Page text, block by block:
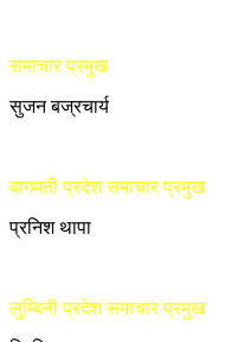
समाचार प्रमुख
सुजन बज्रचार्य
बागमती प्रदेश समाचार प्रमुख
प्रनिश थापा
लुम्बिनी प्रदेश समाचार प्रमुख